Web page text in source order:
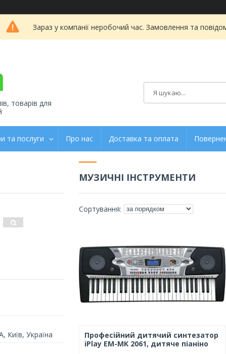
Зараз у компанії неробочий час. Замовлення та
товарів для
та послуги Про нас Доставка та оплата
МУЗИЧНІ ІНСТРУМЕНТИ
Професійний дитячий синтезатор
iPlay EM-MK 2061, дитяче піаніно
Київ, Україна